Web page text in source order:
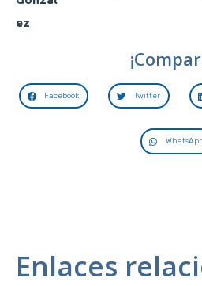
Facebook Twitter
Enlaces